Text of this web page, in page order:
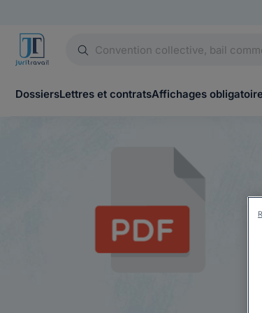
DossiersLettres et contratsAffichages